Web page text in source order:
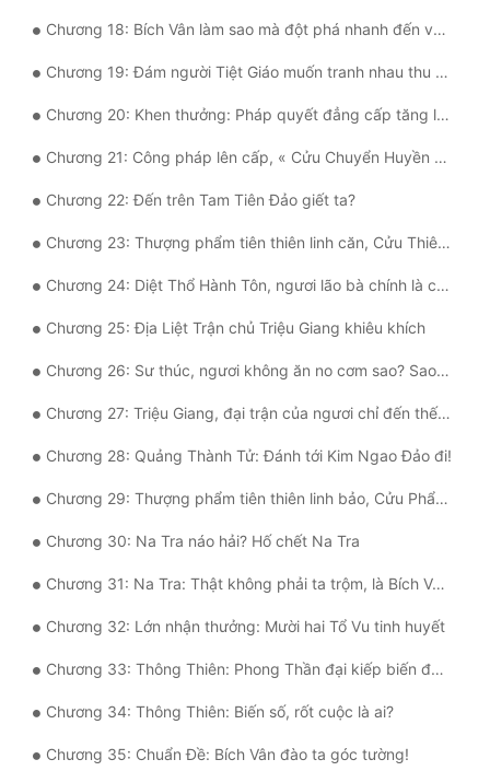
Tu Chân
Tu Tiên
Tội Phạm
Vô Địch
Võ Hiệp
Võng Du
Xuyên Không
Xuyên Nhanh
Xuyên Sách
Xuyên Thư
Điền Văn
Đô Thị
Đông Phương
Đông Phương Huyền Huyễn
Đồng Nhân
Cẩu Đạo Trường Sinh
Ngự Thú
Chương 18: Bích Vân làm sao mà đột phá nhanh đến vậy, lại còn đột phá liên tục?
Chương 19: Đám người Tiệt Giáo muốn tranh nhau thu Bích Vân làm đồ đệ?
Chương 20: Khen thưởng: Pháp quyết đẳng cấp tăng lên một lần
Chương 21: Công pháp lên cấp, « Cửu Chuyển Huyền Công »
Chương 22: Đến trên Tam Tiên Đảo giết ta?
Chương 23: Thượng phẩm tiên thiên linh căn, Cửu Thiên Nguyên Dương Quả Thụ
Chương 24: Diệt Thổ Hành Tôn, ngươi lão bà chính là của ta rồi!
Chương 25: Địa Liệt Trận chủ Triệu Giang khiêu khích
Chương 26: Sư thúc, ngươi không ăn no cơm sao? Sao lại mềm nhũn thế?
Chương 27: Triệu Giang, đại trận của ngươi chỉ đến thế thôi sao?
Chương 28: Quảng Thành Tử: Đánh tới Kim Ngao Đảo đi!
Chương 29: Thượng phẩm tiên thiên linh bảo, Cửu Phẩm Hỏa Diễm Kim Liên
Chương 30: Na Tra náo hải? Hố chết Na Tra
Chương 31: Na Tra: Thật không phải ta trộm, là Bích Vân làm!
Chương 32: Lớn nhận thưởng: Mười hai Tổ Vu tinh huyết
Chương 33: Thông Thiên: Phong Thần đại kiếp biến đổi thế nào?
Chương 34: Thông Thiên: Biến số, rốt cuộc là ai?
Chương 35: Chuẩn Đề: Bích Vân đào ta góc tường!